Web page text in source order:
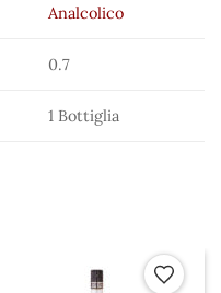
Analcolico
0.7
1 Bottiglia